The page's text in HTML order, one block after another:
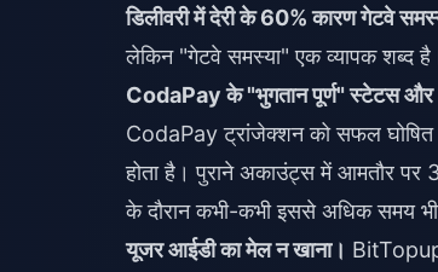
डिलीवरी में देरी के 60% कारण गेटवे
लेकिन "गेटवे समस्या" एक व्यापक शब्द
CodaPay के "भुगतान पूर्ण" स्टेटस और
CodaPay ट्रांजेक्शन को सफल घोषित
होता है। पुराने अकाउंट्स में आमतौर
के दौरान कभी-कभी इससे अधिक समय
यूजर आईडी का मेल न खाना।